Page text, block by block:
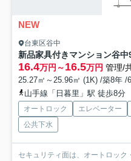
NEW
台東区谷中
新品家具付きマンション谷
16.4万円～16.5万円 管理/
25.27㎡～25.96㎡ (1K) /築8年 /
山手線「日暮里」駅 徒歩8分
オートロック エレベーター
公共下水
セキュリティ面は、オートロッ